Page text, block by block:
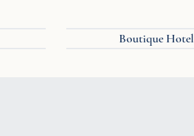
Boutique Hotel